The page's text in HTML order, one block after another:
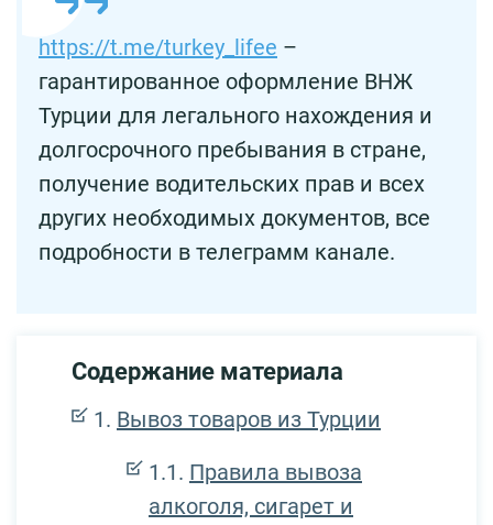
https://t.me/turkey_lifee –
гарантированное оформление ВНЖ
Турции для легального нахождения и
долгосрочного пребывания в стране,
получение водительских прав и всех
других необходимых документов, все
подробности в телеграмм канале.
Содержание материала
Вывоз товаров из Турции
Правила вывоза
алкоголя, сигарет и